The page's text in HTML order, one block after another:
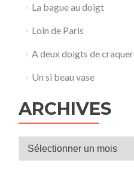
La bague au doigt
Loin de Paris
A deux doigts de craquer
Un si beau vase
ARCHIVES
Archives